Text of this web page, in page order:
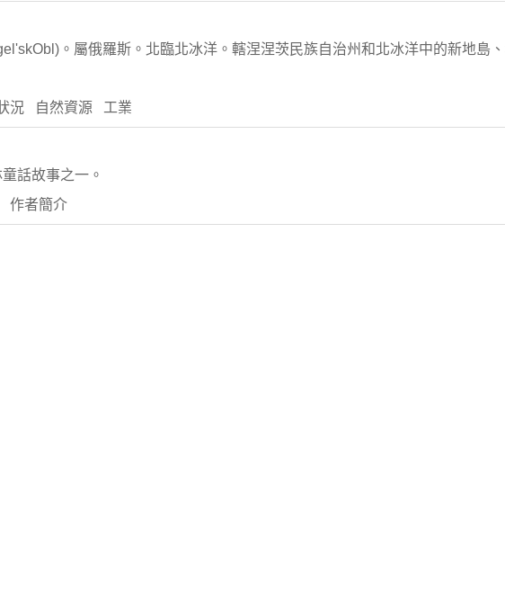
。屬俄羅斯。北臨北冰洋。轄涅涅茨民族自治州和北冰洋中的新地島
況 自然資源 工業
話故事之一。
作者簡介